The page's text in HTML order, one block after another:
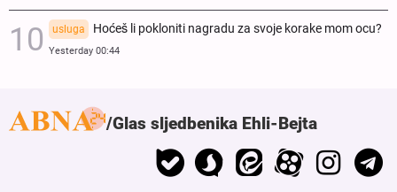
usluga Hoćeš li pokloniti nagradu za svoje korake mom ocu?
Yesterday 00:44
Glas sljedbenika Ehli-Bejta